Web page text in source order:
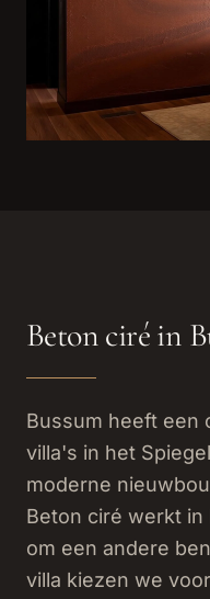
Beton ciré in
Bussum heeft een
villa's in het
moderne
Beton ciré werkt in
om een andere
villa kiezen we